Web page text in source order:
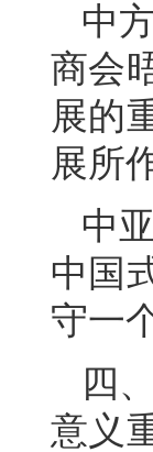
中
商会
展的
展所
中
中国
守一
四
意义